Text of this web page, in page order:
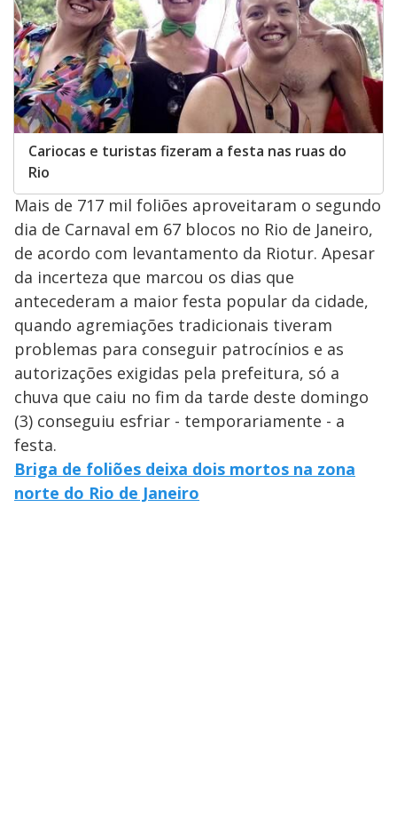
Cariocas e turistas fizeram a festa nas ruas do
Rio
Mais de 717 mil foliões aproveitaram o segundo
dia de Carnaval em 67 blocos no Rio de Janeiro,
de acordo com levantamento da Riotur. Apesar
da incerteza que marcou os dias que
antecederam a maior festa popular da cidade,
quando agremiações tradicionais tiveram
problemas para conseguir patrocínios e as
autorizações exigidas pela prefeitura, só a
chuva que caiu no fim da tarde deste domingo
(3) conseguiu esfriar - temporariamente - a
festa.
Briga de foliões deixa dois mortos na zona
norte do Rio de Janeiro